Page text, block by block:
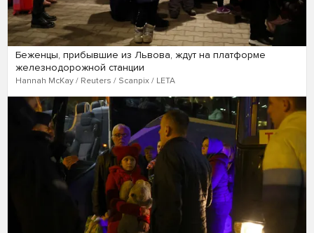
Беженцы, прибывшие из Львова, ждут на платформе
железнодорожной станции
Hannah McKay / Reuters / Scanpix / LETA